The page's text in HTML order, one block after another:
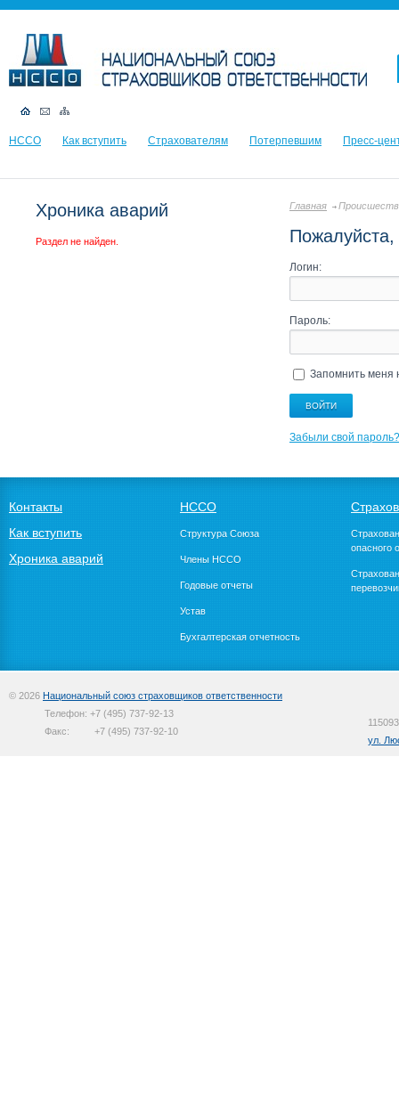
НССО Как вступить Страхователям Потерпевшим Пресс-
Хроника аварий
Раздел не найден.
Главная
Пожалуйста,
Логин:
Пароль:
Запомнить меня
Забыли свой пароль?
Контакты
Как вступить
Хроника аварий
НССО
Структура Союза
Члены НССО
Годовые отчеты
Устав
Бухгалтерская отчетность
опасного
© 2026 Национальный союз страховщиков ответственности
Телефон: +7 (495) 737-92-13
Факс:
+7 (495) 737-92-10
ул.